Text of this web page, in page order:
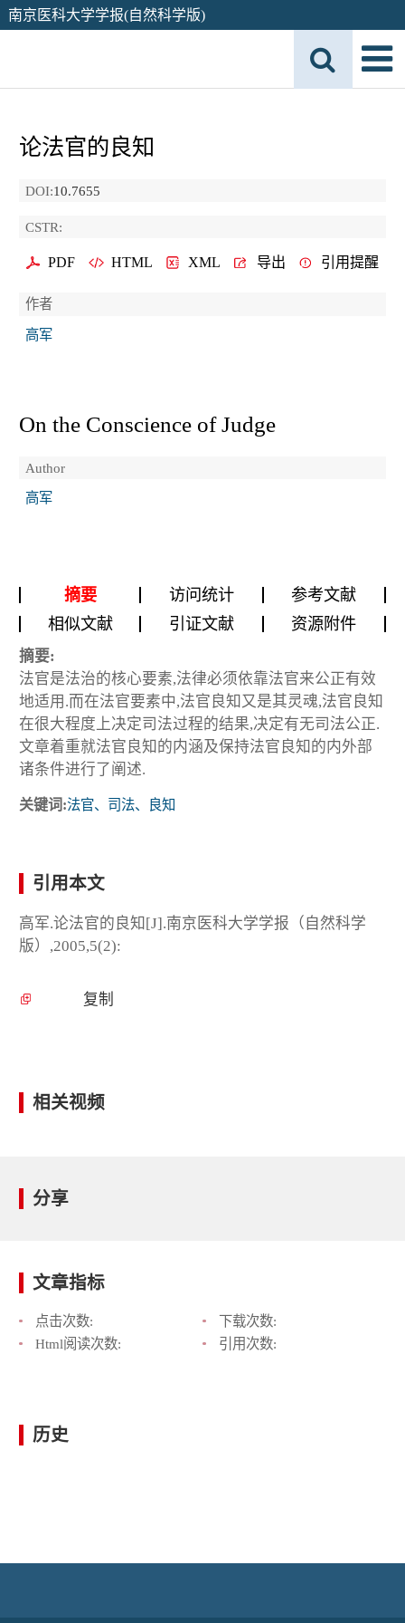
南京医科大学学报(自然科学版)
论法官的良知
DOI:10.7655
CSTR:
PDF HTML XML 导出 引用提醒
作者
高军
On the Conscience of Judge
Author
高军
摘要 访问统计
参考文献
相似文献
引证文献 资源附件
摘要:
法官是法治的核心要素,法律必须依靠法官来公正有效
地适用.而在法官要素中,法官良知又是其灵魂,法官良知
在很大程度上决定司法过程的结果,决定有无司法公正.
文章着重就法官良知的内涵及保持法官良知的内外部
诸条件进行了阐述.
关键词:法官、司法、良知
引用本文
高军.论法官的良知[J].南京医科大学学报（自然科学
版）,2005,5(2):
复制
相关视频
分享
文章指标
点击次数:
下载次数:
Html阅读次数:
引用次数:
历史